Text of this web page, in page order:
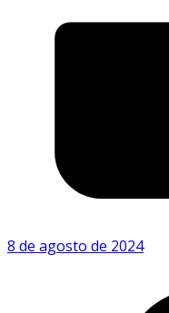
8 de agosto de 2024